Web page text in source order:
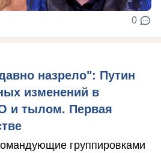
0
назрело": Путин
изменений в
и тылом. Первая
группировками